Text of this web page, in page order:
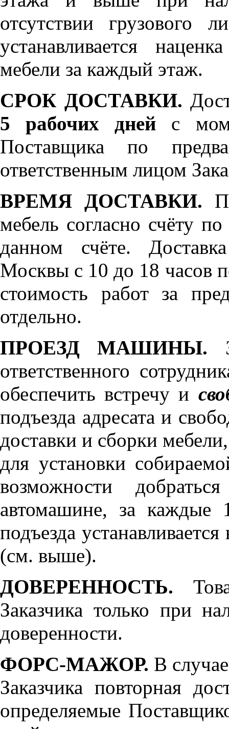
отсутствии грузового
устанавливается
мебели за каждый этаж.
СРОК ДОСТАВКИ.
5 рабочих дней с
Поставщика по
ответственным лицом
ВРЕМЯ ДОСТАВКИ.
мебель согласно счёту
данном счёте.
Москвы с 10 до 18 часов
стоимость работ за
отдельно.
ПРОЕЗД МАШИНЫ.
ответственного
обеспечить встречу и
подъезда адресата и
доставки и сборки
для установки
возможности
автомашине, за каждые
подъезда
(см. выше).
ДОВЕРЕННОСТЬ.
Заказчика только при
доверенности.
ФОРС-МАЖОР. В
Заказчика повторная
определяемые